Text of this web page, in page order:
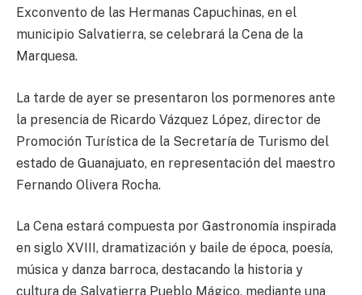
Exconvento de las Hermanas Capuchinas, en el
municipio Salvatierra, se celebrará la Cena de la
Marquesa.
La tarde de ayer se presentaron los pormenores ante
la presencia de Ricardo Vázquez López, director de
Promoción Turística de la Secretaría de Turismo del
estado de Guanajuato, en representación del maestro
Fernando Olivera Rocha.
La Cena estará compuesta por Gastronomía inspirada
en siglo XVIII, dramatización y baile de época, poesía,
música y danza barroca, destacando la historia y
cultura de Salvatierra Pueblo Mágico, mediante una